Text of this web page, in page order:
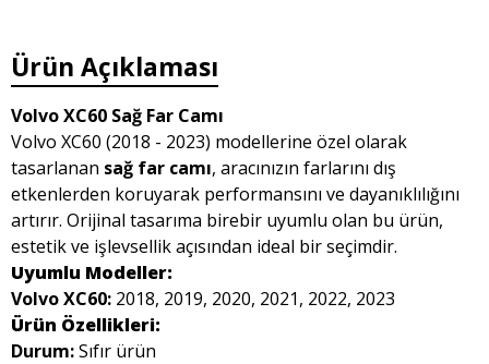
Ürün Açıklaması
Volvo XC60 Sağ Far Camı
Volvo XC60 (2018 - 2023) modellerine özel olarak
tasarlanan sağ far camı, aracınızın farlarını dış
etkenlerden koruyarak performansını ve dayanıklılığını
artırır. Orijinal tasarıma birebir uyumlu olan bu ürün,
estetik ve işlevsellik açısından ideal bir seçimdir.
Uyumlu Modeller:
Volvo XC60: 2018, 2019, 2020, 2021, 2022, 2023
Ürün Özellikleri:
Durum:Sıfır ürün